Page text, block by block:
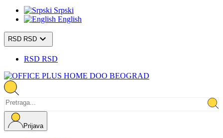
Srpski
English
RSD RSD 
RSD RSD
Prijava